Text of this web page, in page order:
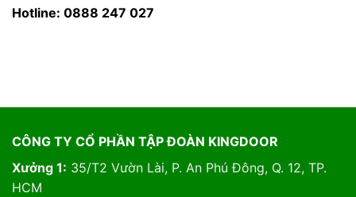
Hotline: 0888 247 027
CÔNG TY CỔ PHẦN TẬP ĐOÀN KINGDOOR
Xưởng 1: 35/T2 Vườn Lài, P. An Phú Đông, Q. 12, TP.
HCM